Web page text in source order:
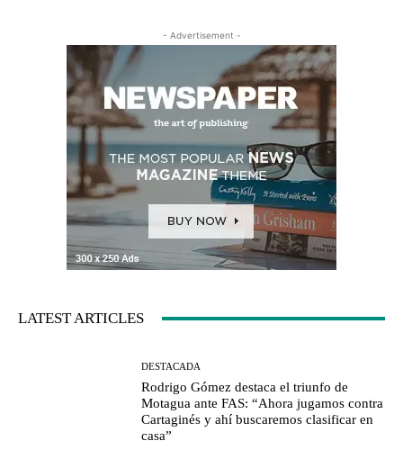
- Advertisement -
LATEST ARTICLES
DESTACADA
Rodrigo Gómez destaca el triunfo de
Motagua ante FAS: “Ahora jugamos contra
Cartaginés y ahí buscaremos clasificar en
casa”